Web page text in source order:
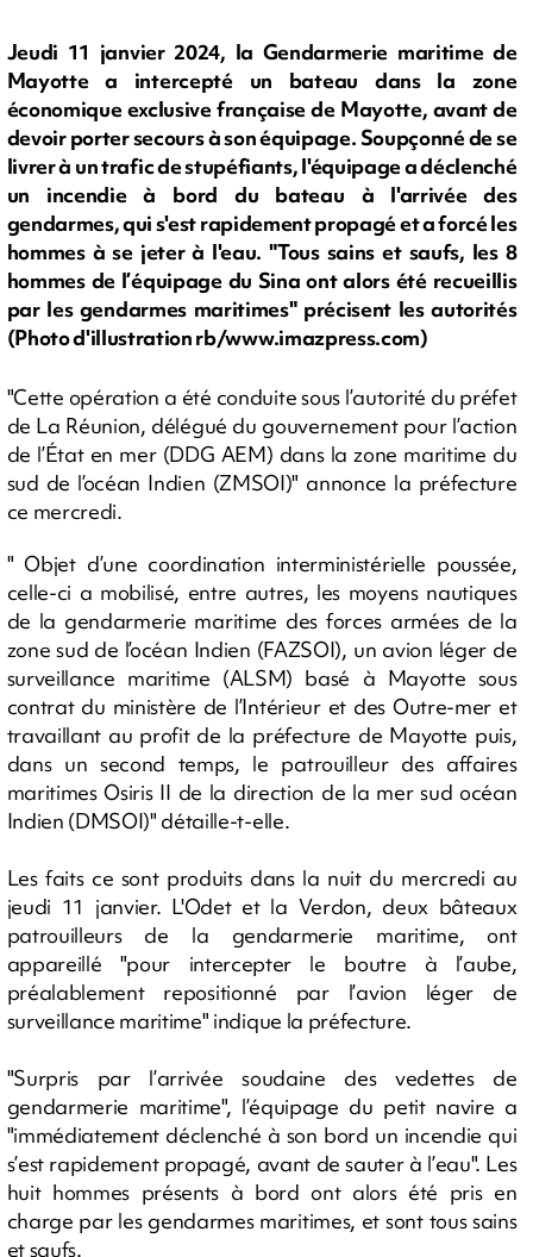
Jeudi 11 janvier 2024, la Gendarmerie maritime de
Mayotte a intercepté un bateau dans la zone
économique exclusive française de Mayotte, avant de
devoir porter secours à son équipage. Soupçonné de se
livrer à un trafic de stupéfiants, l'équipage a déclenché
un incendie à bord du bateau à l'arrivée des
gendarmes, qui s'est rapidement propagé et a forcé les
hommes à se jeter à l'eau. "Tous sains et saufs, les 8
hommes de l’équipage du Sina ont alors été recueillis
par les gendarmes maritimes" précisent les autorités
(Photo d'illustration rb/www.imazpress.com)
"Cette opération a été conduite sous l’autorité du préfet
de La Réunion, délégué du gouvernement pour l’action
de l’État en mer (DDG AEM) dans la zone maritime du
sud de l’océan Indien (ZMSOI)" annonce la préfecture
ce mercredi.
" Objet d’une coordination interministérielle poussée,
celle-ci a mobilisé, entre autres, les moyens nautiques
de la gendarmerie maritime des forces armées de la
zone sud de l’océan Indien (FAZSOI), un avion léger de
surveillance maritime (ALSM) basé à Mayotte sous
contrat du ministère de l’Intérieur et des Outre-mer et
travaillant au profit de la préfecture de Mayotte puis,
dans un second temps, le patrouilleur des affaires
maritimes Osiris II de la direction de la mer sud océan
Indien (DMSOI)" détaille-t-elle.
Les faits ce sont produits dans la nuit du mercredi au
jeudi 11 janvier. L'Odet et la Verdon, deux bâteaux
patrouilleurs de la gendarmerie maritime, ont
appareillé "pour intercepter le boutre à l’aube,
préalablement repositionné par l’avion léger de
surveillance maritime" indique la préfecture.
"Surpris par l’arrivée soudaine des vedettes de
gendarmerie maritime", l’équipage du petit navire a
"immédiatement déclenché à son bord un incendie qui
s’est rapidement propagé, avant de sauter à l’eau". Les
huit hommes présents à bord ont alors été pris en
charge par les gendarmes maritimes, et sont tous sains
et saufs.